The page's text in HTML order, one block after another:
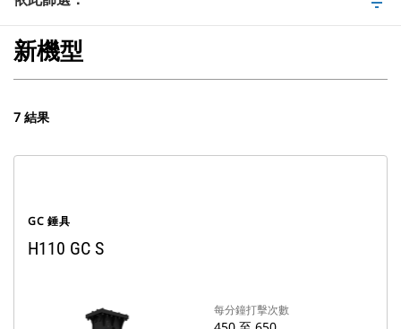
新機型
7 結果
GC 錘具
H110 GC S
每分鐘打擊次數